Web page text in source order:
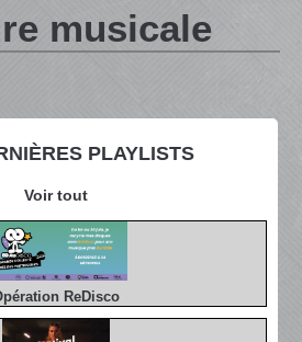
PLAYLISTS
Voir tout
ReDisco
musicale